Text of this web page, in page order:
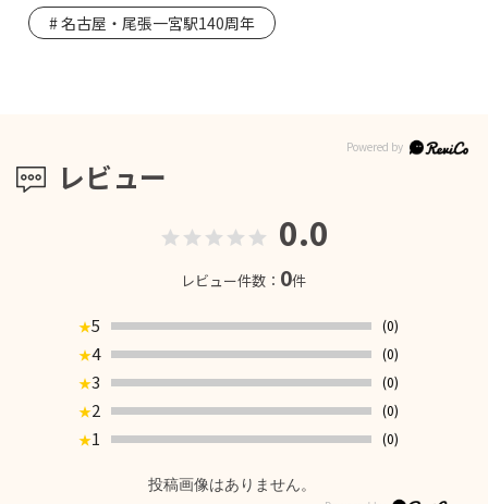
レビュー
0.0
レビュー件数： 0件
★5
(0)
★4
(0)
★3
(0)
★2
(0)
★1 (0)
投稿画像はありません。
名古屋・尾張一宮駅140周年